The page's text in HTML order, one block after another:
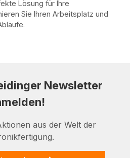
Lösung für Ihre
Sie Ihren Arbeitsplatz und
Newsletter
aus der Welt der